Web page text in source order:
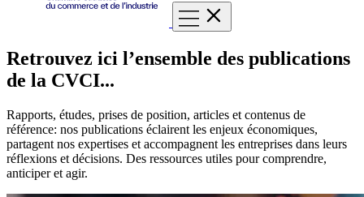
Retrouvez ici l’ensemble des publications
de la CVCI...
Rapports, études, prises de position, articles et contenus de
référence: nos publications éclairent les enjeux économiques,
partagent nos expertises et accompagnent les entreprises dans leurs
réflexions et décisions. Des ressources utiles pour comprendre,
anticiper et agir.